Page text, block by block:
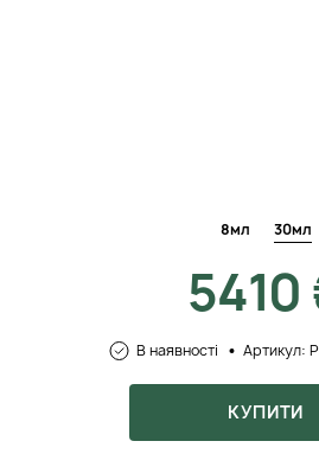
8мл 30мл
5410
В наявності Артикул:
КУПИТИ